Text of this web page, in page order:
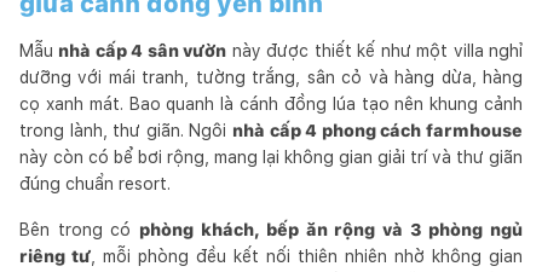
Mẫu nhà cấp 4 sân vườn này được thiết kế như một villa nghỉ
dưỡng với mái tranh, tường trắng, sân cỏ và hàng dừa, hàng
cọ xanh mát. Bao quanh là cánh đồng lúa tạo nên khung cảnh
trong lành, thư giãn. Ngôi nhà cấp 4 phong cách farmhouse
này còn có bể bơi rộng, mang lại không gian giải trí và thư giãn
đúng chuẩn resort.
Bên trong có phòng khách, bếp ăn rộng và 3 phòng ngủ
riêng tư , mỗi phòng đều kết nối thiên nhiên nhờ không gian